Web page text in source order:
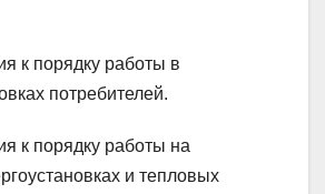
к порядку работы в
потребителей.
к порядку работы на
и тепловых